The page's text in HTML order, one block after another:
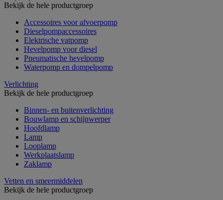
Bekijk de hele productgroep
Accessoires voor afvoerpomp
Dieselpompaccessoires
Elektrische vatpomp
Hevelpomp voor diesel
Pneumatische hevelpomp
Waterpomp en dompelpomp
Verlichting
Bekijk de hele productgroep
Binnen- en buitenverlichting
Bouwlamp en schijnwerper
Hoofdlamp
Lamp
Looplamp
Werkplaatslamp
Zaklamp
Vetten en smeermiddelen
Bekijk de hele productgroep